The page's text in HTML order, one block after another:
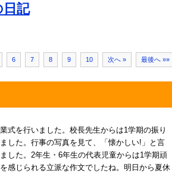
記
6 7 8 9 10 次へ » 最後へ »»
式を行いました。校長先生からは1学期の振り
した。行事の写真を見て、「懐かしい!」と言
した。2年生・6年生の代表児童からは1学期頑
感じられる立派な作文でしたね。明日から夏休